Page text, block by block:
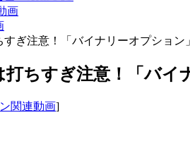
画
すぎ注意！「バイナリーオプション
打ちすぎ注意！「バ
関連動画]